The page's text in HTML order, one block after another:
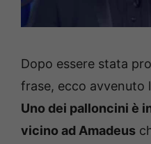
Dopo essere stata
frase, ecco avvenuto
Uno dei palloncini è
vicino ad Amadeus